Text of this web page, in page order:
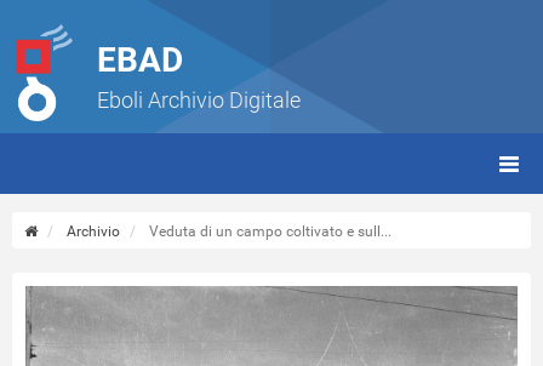
EBAD
Eboli Archivio Digitale
Archivio Veduta di un campo coltivato e sull...